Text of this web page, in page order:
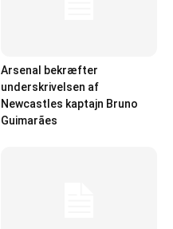
Arsenal bekræfter
underskrivelsen af
Newcastles kaptajn Bruno
Guimarães